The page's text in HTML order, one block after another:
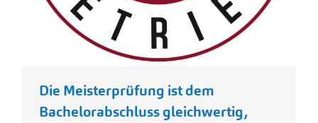
Die Meisterprüfung ist dem
Bachelorabschluss gleichwertig,